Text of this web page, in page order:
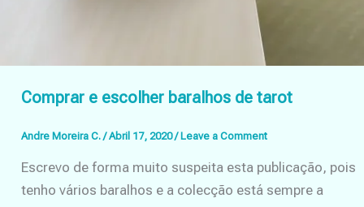
Comprar e escolher baralhos de tarot
Andre Moreira C. /Abril 17, 2020/Leave a Comment
Escrevo de forma muito suspeita esta publicação, pois
tenho vários baralhos e a colecção está sempre a